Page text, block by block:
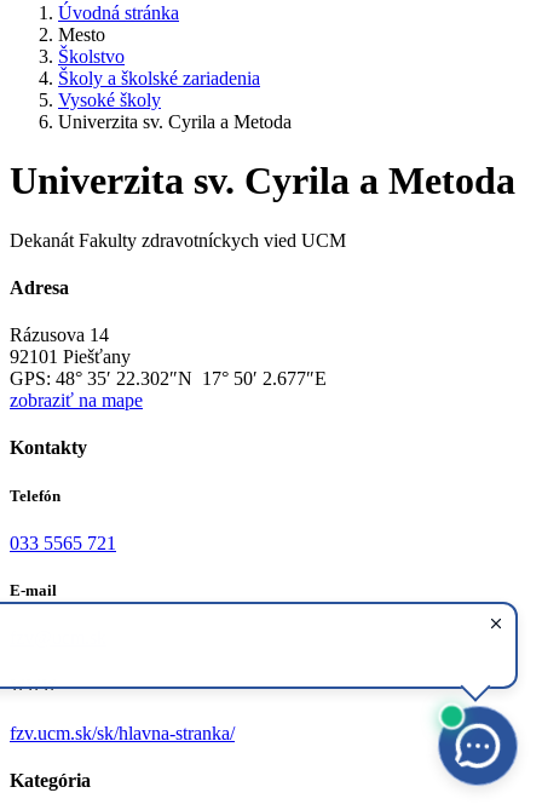
Úvodná stránka
Mesto
Školstvo
Školy a školské zariadenia
Vysoké školy
Univerzita sv. Cyrila a Metoda
Univerzita sv. Cyrila a Metoda
Dekanát Fakulty zdravotníckych vied UCM
Adresa
Rázusova 14
92101 Piešťany
GPS: 48° 35′ 22.302″N 17° 50′ 2.677″E
zobraziť na mape
Kontakty
Telefón
033 5565 721
E-mail
WWW
fzv.ucm.sk/sk/hlavna-stranka/
Kategória